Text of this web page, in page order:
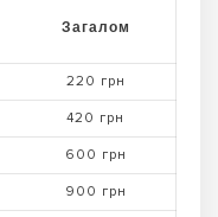
Загалом
220 грн
420 грн
600 грн
900 грн